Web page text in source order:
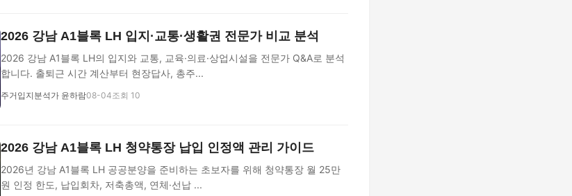
2026 강남 A1블록 LH 입지·교통·생활권 전문가 비교 분석
2026 강남 A1블록 LH의 입지와 교통, 교육·의료·상업시설을 전문가 Q&A로 분석
합니다. 출퇴근 시간 계산부터 현장답사, 총주...
주거입지분석가 윤하람08-04조회 10
2026 강남 A1블록 LH 청약통장 납입 인정액 관리 가이드
2026년 강남 A1블록 LH 공공분양을 준비하는 초보자를 위해 청약통장 월 25만
원 인정 한도, 납입회차, 저축총액, 연체·선납 ...